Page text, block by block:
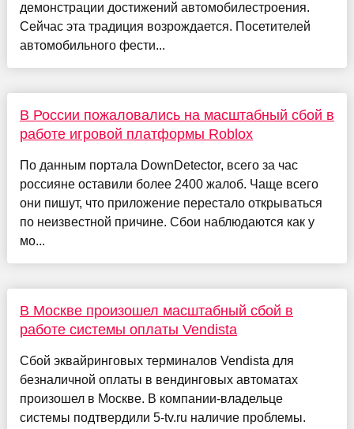
демонстрации достижений автомобилестроения.
Сейчас эта традиция возрождается. Посетителей
автомобильного фести...
В России пожаловались на масштабный сбой в
работе игровой платформы Roblox
По данным портала DownDetector, всего за час
россияне оставили более 2400 жалоб. Чаще всего
они пишут, что приложение перестало открываться
по неизвестной причине. Сбои наблюдаются как у
мо...
В Москве произошел масштабный сбой в
работе системы оплаты Vendista
Сбой эквайринговых терминалов Vendista для
безналичной оплаты в вендинговых автоматах
произошел в Москве. В компании-владельце
системы подтвердили 5-tv.ru наличие проблемы.